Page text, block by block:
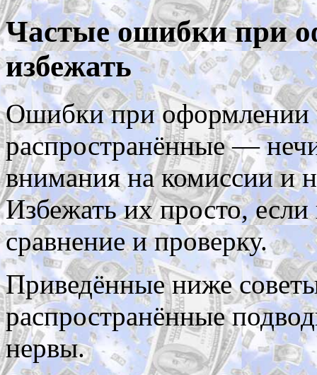
Частые ошибки при
избежать
Ошибки при оформлении
распространённые —
внимания на комиссии и
Избежать их просто,
сравнение и проверку.
Приведённые ниже
распространённые
нервы.